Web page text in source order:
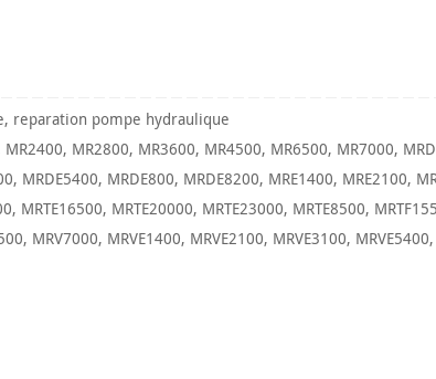
, reparation pompe hydraulique
MR2400, MR2800, MR3600, MR4500, MR6500, MR7000,
, MRDE5400, MRDE800, MRDE8200, MRE1400, MRE2100,
, MRTE16500, MRTE20000, MRTE23000, MRTE8500,
, MRV7000, MRVE1400, MRVE2100, MRVE3100, MRVE5400,